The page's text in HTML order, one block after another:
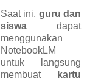
Saat ini, guru dan
siswadapat
menggunakan
NotebookLM
untuk langsung
membuat
kartu